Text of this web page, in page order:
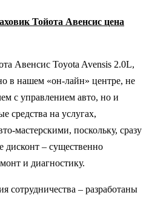
Авенсис Toyota Avensis 2.0L,
в нашем «он-лайн» центре, не
с управлением авто, но и
средства на услугах,
мастерскими, поскольку, сразу
– существенно
и диагностику.
сотрудничества – разработаны